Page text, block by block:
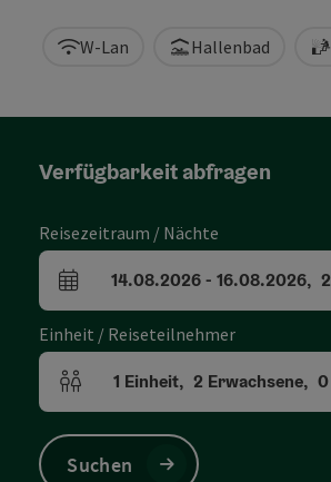
W-Lan Hallenbad
Verfügbarkeit abfragen
Reisezeitraum / Nächte
An- und Abreisefelder
14.08.2026- 16.08.2026, 2
Einheit / Reiseteilnehmer
Einheitenanzahl und Personenfelder
1 Einheit, 2 Erwachsene, 0
Suchen